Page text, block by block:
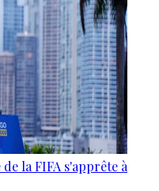
la FIFA s'apprête à